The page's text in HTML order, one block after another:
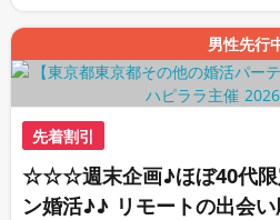
男性先行
先着割引
☆☆☆週末企画♪ほぼ40代限
ン婚活♪♪ リモートの出会